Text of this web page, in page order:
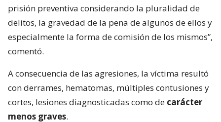
prisión preventiva considerando la pluralidad de
delitos, la gravedad de la pena de algunos de ellos y
especialmente la forma de comisión de los mismos”,
comentó.
A consecuencia de las agresiones, la víctima resultó
con derrames, hematomas, múltiples contusiones y
cortes, lesiones diagnosticadas como de carácter
menos graves.